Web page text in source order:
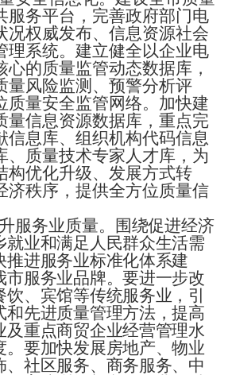
服务平台，完善政府部门电
况权威发布、信息资源社会
理系统。建立健全以企业电
心的质量监管动态数据库，
量风险监测、预警分析评
质量安全监管网络。加快建
量信息资源数据库，重点完
信息库、组织机构代码信息
、质量技术专家人才库，为
构优化升级、发展方式转
济秩序，提供全方位质量信
服务业质量。
围绕促进经济
就业和满足人民群众生活需
推进服务业标准化体系建
市服务业品牌。要进一步改
、宾馆等传统服务业，引
和先进质量管理方法，提高
及重点商贸企业经营管理水
。要加快发展房地产、物业
、社区服务、商务服务、中